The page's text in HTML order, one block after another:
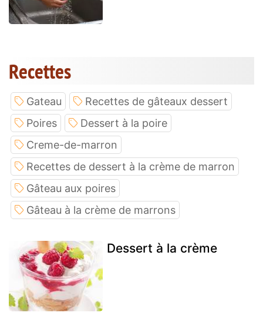
Recettes
Gateau
Recettes de gâteaux dessert
Poires
Dessert à la poire
Creme-de-marron
Recettes de dessert à la crème de marron
Gâteau aux poires
Gâteau à la crème de marrons
Dessert à la crème